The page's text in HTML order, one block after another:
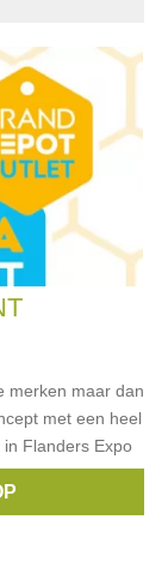
merken maar dan
met een heel
Flanders Expo
Cavalli